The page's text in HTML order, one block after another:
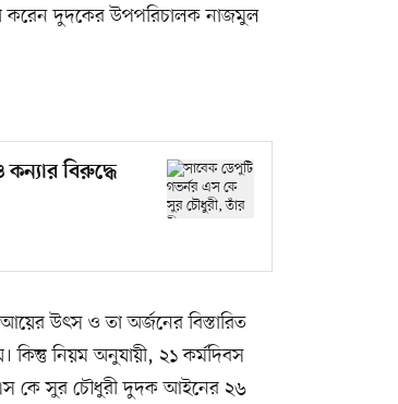
করেন দুদকের উপপরিচালক নাজমুল
বিরুদ্ধে
উৎস ও তা অর্জনের বিস্তারিত
কিন্তু নিয়ম অনুযায়ী, ২১ কর্মদিবস
এস কে সুর চৌধুরী দুদক আইনের ২৬